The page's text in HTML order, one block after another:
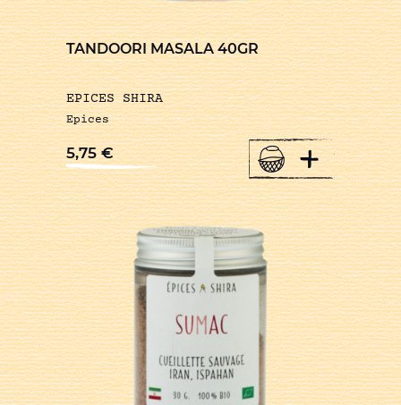
TANDOORI MASALA 40GR
EPICES SHIRA
Epices
5,75€ +